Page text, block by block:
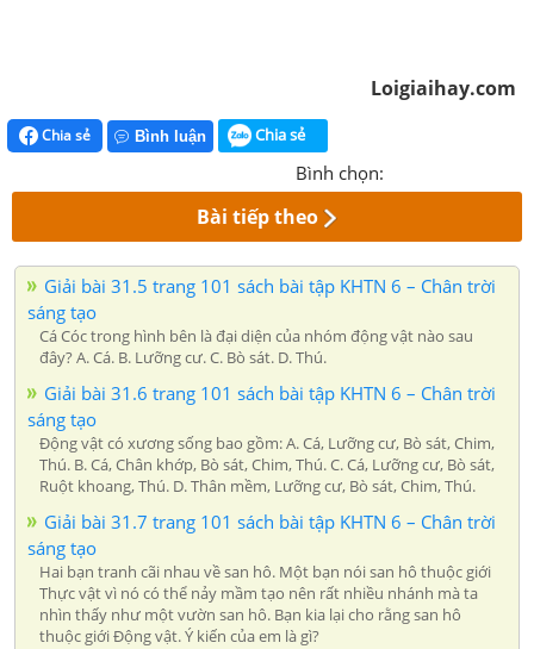
Loigiaihay.com
Chia sẻ Bình luận Chia sẻ
Bình chọn:
Bài tiếp theo
Giải bài 31.5 trang 101 sách bài tập KHTN 6 – Chân trời
sáng tạo
Cá Cóc trong hình bên là đại diện của nhóm động vật nào sau
đây? A. Cá. B. Lưỡng cư. C. Bò sát. D. Thú.
Giải bài 31.6 trang 101 sách bài tập KHTN 6 – Chân trời
sáng tạo
Động vật có xương sống bao gồm: A. Cá, Lưỡng cư, Bò sát, Chim,
Thú. B. Cá, Chân khớp, Bò sát, Chim, Thú. C. Cá, Lưỡng cư, Bò sát,
Ruột khoang, Thú. D. Thân mềm, Lưỡng cư, Bò sát, Chim, Thú.
Giải bài 31.7 trang 101 sách bài tập KHTN 6 – Chân trời
sáng tạo
Hai bạn tranh cãi nhau về san hô. Một bạn nói san hô thuộc giới
Thực vật vì nó có thể nảy mầm tạo nên rất nhiều nhánh mà ta
nhìn thấy như một vườn san hô. Bạn kia lại cho rằng san hô
thuộc giới Động vật. Ý kiến của em là gì?